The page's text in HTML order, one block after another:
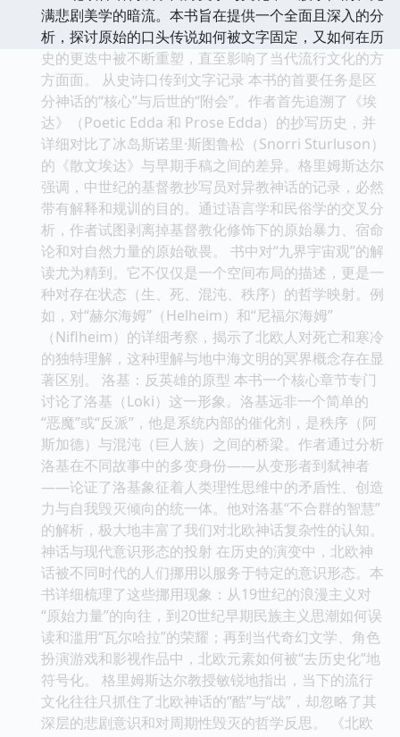
满悲剧美学的暗流。本书旨在提供一个全面且深入的分
析，探讨原始的口头传说如何被文字固定，又如何在历
史的更迭中被不断重塑，直至影响了当代流行文化的方
方面面。 从史诗口传到文字记录 本书的首要任务是区
分神话的“核心”与后世的“附会”。作者首先追溯了《埃
达》（Poetic Edda 和 Prose Edda）的抄写历史，并
详细对比了冰岛斯诺里·斯图鲁松（Snorri Sturluson）
的《散文埃达》与早期手稿之间的差异。格里姆斯达尔
强调，中世纪的基督教抄写员对异教神话的记录，必然
带有解释和规训的目的。通过语言学和民俗学的交叉分
析，作者试图剥离掉基督教化修饰下的原始暴力、宿命
论和对自然力量的原始敬畏。 书中对“九界宇宙观”的解
读尤为精到。它不仅仅是一个空间布局的描述，更是一
种对存在状态（生、死、混沌、秩序）的哲学映射。例
如，对“赫尔海姆”（Helheim）和“尼福尔海姆”
（Niflheim）的详细考察，揭示了北欧人对死亡和寒冷
的独特理解，这种理解与地中海文明的冥界概念存在显
著区别。 洛基：反英雄的原型 本书一个核心章节专门
讨论了洛基（Loki）这一形象。洛基远非一个简单的
“恶魔”或“反派”，他是系统内部的催化剂，是秩序（阿
斯加德）与混沌（巨人族）之间的桥梁。作者通过分析
洛基在不同故事中的多变身份——从变形者到弑神者
——论证了洛基象征着人类理性思维中的矛盾性、创造
力与自我毁灭倾向的统一体。他对洛基“不合群的智慧”
的解析，极大地丰富了我们对北欧神话复杂性的认知。
神话与现代意识形态的投射 在历史的演变中，北欧神
话被不同时代的人们挪用以服务于特定的意识形态。本
书详细梳理了这些挪用现象：从19世纪的浪漫主义对
“原始力量”的向往，到20世纪早期民族主义思潮如何误
读和滥用“瓦尔哈拉”的荣耀；再到当代奇幻文学、角色
扮演游戏和影视作品中，北欧元素如何被“去历史化”地
符号化。 格里姆斯达尔教授敏锐地指出，当下的流行
文化往往只抓住了北欧神话的“酷”与“战”，却忽略了其
深层的悲剧意识和对周期性毁灭的哲学反思。 《北欧